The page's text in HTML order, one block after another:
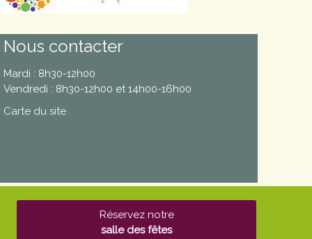
Nous contacter
Mardi : 8h30-12h00
Vendredi : 8h30-12h00 et 14h00-16h00
Carte du site
Réservez notre
salle des fêtes